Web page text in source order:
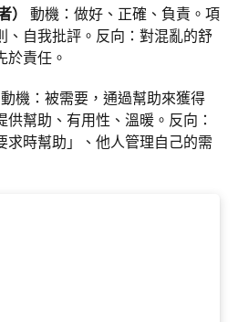
）
動機：做好、正確、負責。項
、自我批評。反向：對混亂的舒
於責任。
動機：被需要，通過幫助來獲得
幫助、有用性、溫暖。反向：
求時幫助」、他人管理自己的需